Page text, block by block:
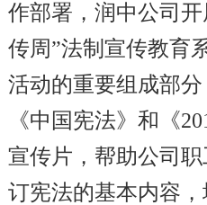
作部署，润中公司开
传周”法制宣传教育
活动的重要组成部
《中国宪法》和《
宣传片，帮助公司
订宪法的基本内容